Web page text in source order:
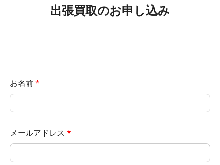
出張買取のお申し込み
お名前
メールアドレス